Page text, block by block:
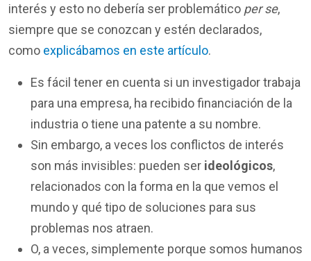
interés y esto no debería ser problemático per se,
siempre que se conozcan y estén declarados,
como explicábamos en este artículo.
Es fácil tener en cuenta si un investigador trabaja
para una empresa, ha recibido financiación de la
industria o tiene una patente a su nombre.
Sin embargo, a veces los conflictos de interés
son más invisibles: pueden ser ideológicos,
relacionados con la forma en la que vemos el
mundo y qué tipo de soluciones para sus
problemas nos atraen.
O, a veces, simplemente porque somos humanos